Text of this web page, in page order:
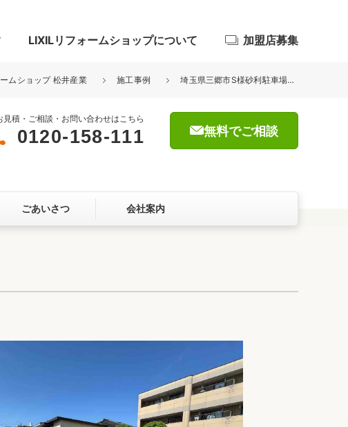
り 屋根・外壁
LIXILリフォームショップについて
ちいい暮らしをつくる、価値・性能向上
加盟店募集
ムショップ 松井産業 施工事例 埼玉県三郷市S様砂利駐車場造成工事が完了しました。
見積・ご相談・お問い合わせはこちら
0120-158-111 無料でご相談
ごあいさつ 会社案内